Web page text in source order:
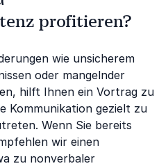
profitieren?
wie unsicherem
oder mangelnder
hilft Ihnen ein Vortrag zu
Kommunikation gezielt zu
Wenn Sie bereits
wir einen
zu nonverbaler